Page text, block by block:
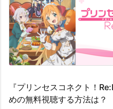
『プリンセスコネクト！
めの無料視聴する方法は？